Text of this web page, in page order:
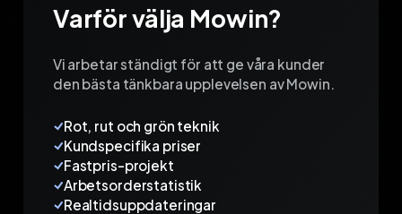
Varför välja Mowin?
Vi arbetar ständigt för att ge våra kunder
den bästa tänkbara upplevelsen av Mowin.
Rot, rut och grön teknik
Kundspecifika priser
Fastpris-projekt
Arbetsorderstatistik
Realtidsuppdateringar